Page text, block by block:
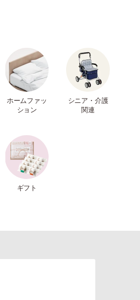
ホームファッ
ション
シニア・介護
関連
ギフト